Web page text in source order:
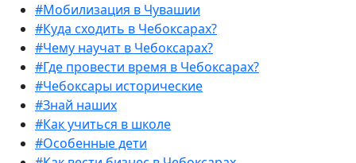
#Мобилизация в Чувашии
#Куда сходить в Чебоксарах?
#Чему научат в Чебоксарах?
#Где провести время в Чебоксарах?
#Чебоксары исторические
#Знай наших
#Как учиться в школе
#Особенные дети